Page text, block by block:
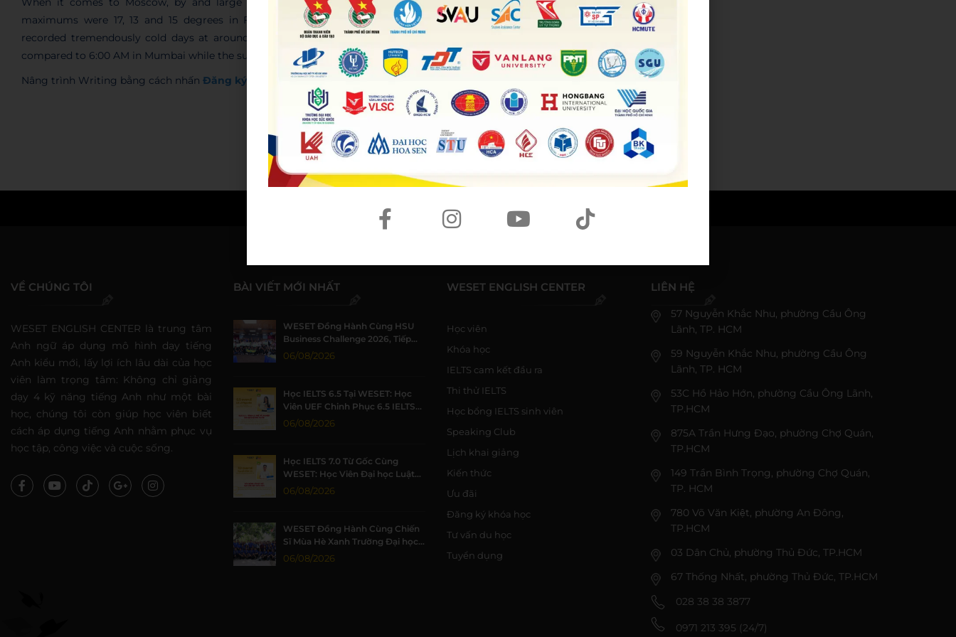
maximums were 17, 13 and 15 degrees in Friday, Saturday and Sunday respectively. On the lower end, Moscow
recorded tremendously cold days at around 2 to 8 degrees. The sun rose fairly earlier in Moscow, about 5:22 AM
compared to 6:00 AM in Mumbai while the sun set much later on when the clock stroke 10.
Nâng trình Writing bằng cách nhấn Đăng ký để cập nhật các bài mẫu hàng tuần từ WESET.
© BẢN QUYỀN THUỘC VỀ WESET ENGLISH CENTER
VỀ CHÚNG TÔI
WESET ENGLISH CENTER là trung tâm
Anh ngữ áp dụng mô hình dạy tiếng
Anh kiểu mới, lấy lợi ích lâu dài của học
viên làm trọng tâm: Không chỉ giảng
dạy 4 kỹ năng tiếng Anh như một bài
học, chúng tôi còn giúp học viên biết
cách áp dụng tiếng Anh nhằm phục vụ
học tập, công việc và cuộc sống.
BÀI VIẾT MỚI NHẤT
WESET Đồng Hành Cùng HSU
Business Challenge 2026, Tiếp
Sức Sinh Viên Khởi Nghiệp
06/08/2026
Học IELTS 6.5 Tại WESET: Học
Viên UEF Chinh Phục 6.5 IELTS
Nhờ Môi Trường Học Tập Chất
06/08/2026
Học IELTS 7.0 Từ Gốc Cùng
WESET: Học Viên Đại học Luật
TP.HCM Đạt 7.0 IELTS
06/08/2026
WESET Đồng Hành Cùng Chiến
Sĩ Mùa Hè Xanh Trường Đại học
Khoa học Tự nhiên, ĐHQG-HCM
06/08/2026
WESET ENGLISH CENTER
Học viên
Khóa học
IELTS cam kết đầu ra
Thi thử IELTS
Học bổng IELTS sinh viên
Speaking Club
Lịch khai giảng
Kiến thức
Ưu đãi
Đăng ký khóa học
Tư vấn du học
Tuyển dụng
LIÊN HỆ
57 Nguyễn Khắc Nhu, phường Cầu Ông
Lãnh, TP. HCM
59 Nguyễn Khắc Nhu, phường Cầu Ông
Lãnh, TP. HCM
53C Hồ Hảo Hớn, phường Cầu Ông Lãnh,
TP.HCM
875A Trần Hưng Đạo, phường Chợ Quán,
TP.HCM
149 Trần Bình Trọng, phường Chợ Quán,
TP. HCM
780 Võ Văn Kiệt, phường An Đông,
TP.HCM
03 Dân Chủ, phường Thủ Đức, TP.HCM
67 Thống Nhất, phường Thủ Đức, TP.HCM
028 38 38 3877
0971 213 395 (24/7)